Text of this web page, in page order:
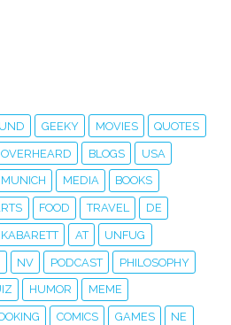
GEEKY MOVIES QUOTES
OVERHEARD BLOGS USA
MUNICH MEDIA BOOKS
FOOD TRAVEL DE
KABARETT AT UNFUG
NV PODCAST PHILOSOPHY
HUMOR MEME
COMICS GAMES NE